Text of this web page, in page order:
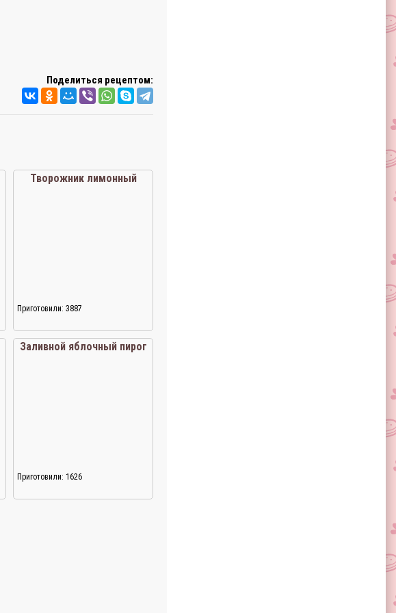
Поделиться рецептом:
Творожник лимонный
Приготовили: 3887
Заливной яблочный пирог
Приготовили: 1626